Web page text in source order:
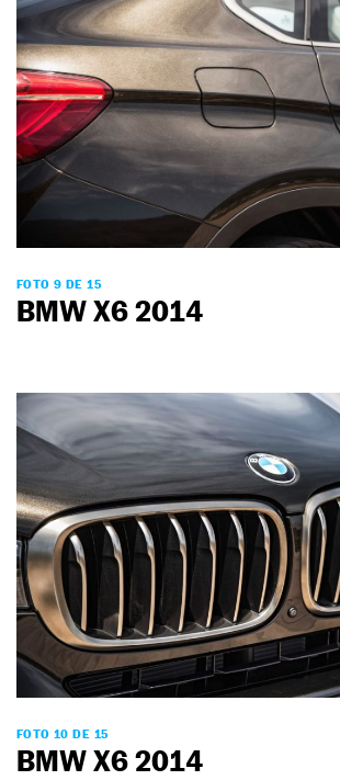
FOTO 9 DE 15
BMW X6 2014
FOTO 10 DE 15
BMW X6 2014